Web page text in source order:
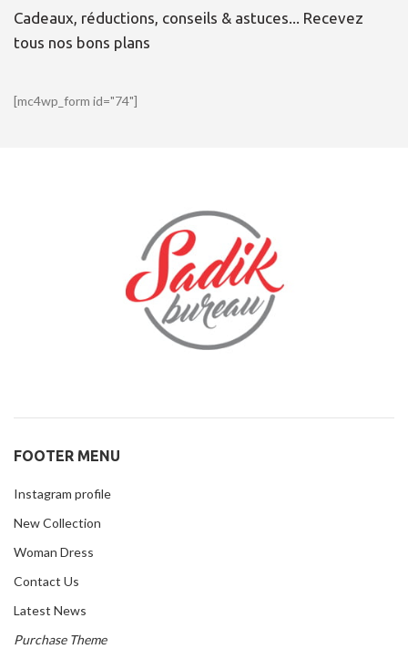
Cadeaux, réductions, conseils & astuces... Recevez
tous nos bons plans
[mc4wp_form id="74"]
FOOTER MENU
Instagram profile
New Collection
Woman Dress
Contact Us
Latest News
Purchase Theme